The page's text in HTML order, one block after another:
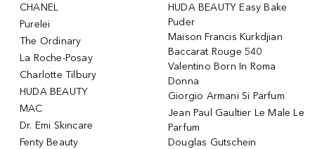
CHANEL
Purelei
The Ordinary
La Roche-Posay
Charlotte Tilbury
HUDA BEAUTY
MAC
Dr. Emi Skincare
Fenty Beauty
HUDA BEAUTY Easy Bake
Puder
Maison Francis Kurkdjian
Baccarat Rouge 540
Valentino Born In Roma
Donna
Giorgio Armani Si Parfum
Jean Paul Gaultier Le Male Le
Parfum
Douglas Gutschein